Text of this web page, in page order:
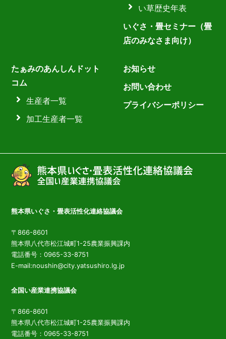
い草歴史年表
いぐさ・畳セミナー（畳
店のみなさま向け）
たぁみのあんしんドット
コム
生産者一覧
加工生産者一覧
お知らせ
お問い合わせ
プライバシーポリシー
熊本県いぐさ・畳表活性化連絡協議会
〒866-8601
熊本県八代市松江城町1-25農業振興課内
電話番号：0965-33-8751
E-mail:noushin@city.yatsushiro.lg.jp
全国い産業連携協議会
〒866-8601
熊本県八代市松江城町1-25農業振興課内
電話番号：0965-33-8751